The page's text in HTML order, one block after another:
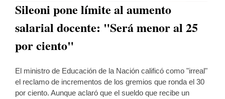
Sileoni pone límite al aumento
salarial docente: "Será menor al 25
por ciento"
El ministro de Educación de la Nación calificó como "irreal"
el reclamo de incrementos de los gremios que ronda el 30
por ciento. Aunque aclaró que el sueldo que recibe un